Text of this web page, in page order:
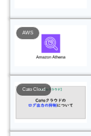
AWS
Cato Cloud